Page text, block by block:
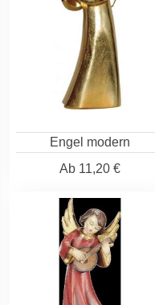
Engel modern
Ab 11,20 €